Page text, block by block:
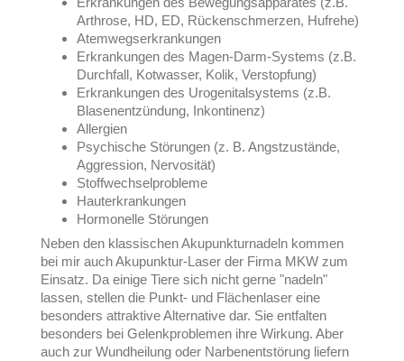
Arthrose, HD, ED, Rückenschmerzen, Hufrehe)
Atemwegserkrankungen
Erkrankungen des Magen-Darm-Systems (z.B.
Durchfall, Kotwasser, Kolik, Verstopfung)
Erkrankungen des Urogenitalsystems (z.B.
Blasenentzündung, Inkontinenz)
Allergien
Psychische Störungen (z. B. Angstzustände,
Aggression, Nervosität)
Stoffwechselprobleme
Hauterkrankungen
Hormonelle Störungen
Neben den klassischen Akupunkturnadeln kommen
bei mir auch Akupunktur-Laser der Firma MKW zum
Einsatz. Da einige Tiere sich nicht gerne "nadeln"
lassen, stellen die Punkt- und Flächenlaser eine
besonders attraktive Alternative dar. Sie entfalten
besonders bei Gelenkproblemen ihre Wirkung. Aber
auch zur Wundheilung oder Narbenentstörung liefern